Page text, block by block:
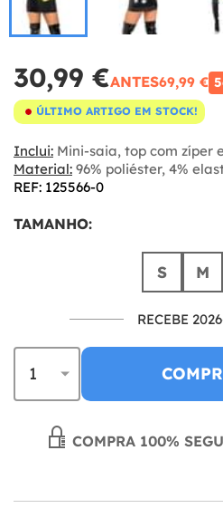
30,99 €ANTES69,99 €
ÚLTIMO ARTIGO EM STOCK!
Inclui: Mini-saia, top com zíper
Material: 96% poliéster, 4%
REF: 125566-0
TAMANHO:
S M
RECEBE
COMPRA 100%